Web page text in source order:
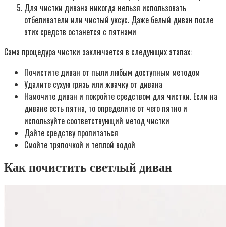
Для чистки дивана никогда нельзя использовать
отбеливатели или чистый уксус. Даже белый диван после
этих средств останется с пятнами
Сама процедура чистки заключается в следующих этапах:
Почистите диван от пыли любым доступным методом
Удалите сухую грязь или жвачку от дивана
Намочите диван и покройте средством для чистки. Если на
диване есть пятна, то определите от чего пятно и
используйте соответствующий метод чистки
Дайте средству пропитаться
Смойте тряпочкой и теплой водой
Как почистить светлый диван